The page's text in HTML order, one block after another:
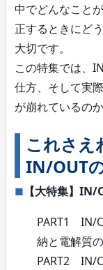
中でどんなこと
正するときにど
大切です。
この特集では、
仕方、そして実
が崩れているの
これさ
IN/OUT
【大特集】
PART1 IN/
納と電解質
PART2 IN/